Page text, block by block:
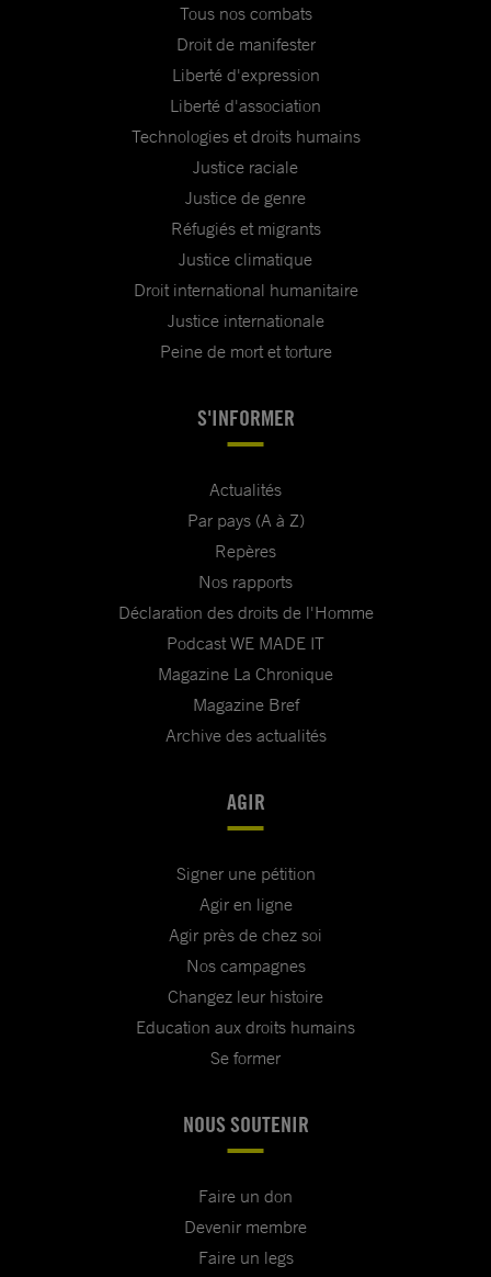
Tous nos combats
Droit de manifester
Liberté d'expression
Liberté d'association
Technologies et droits humains
Justice raciale
Justice de genre
Réfugiés et migrants
Justice climatique
Droit international humanitaire
Justice internationale
Peine de mort et torture
S'INFORMER
Actualités
Par pays (A à Z)
Repères
Nos rapports
Déclaration des droits de l'Homme
Podcast WE MADE IT
Magazine La Chronique
Magazine Bref
Archive des actualités
AGIR
Signer une pétition
Agir en ligne
Agir près de chez soi
Nos campagnes
Changez leur histoire
Education aux droits humains
Se former
NOUS SOUTENIR
Faire un don
Devenir membre
Faire un legs